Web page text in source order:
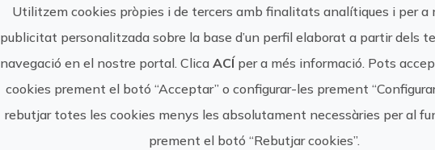
BENIDORM DMC
https://
Utilitzem cookies pròpies i de tercers amb finalitats analítiques i per a
publicitat personalitzada sobre la base d’un perfil elaborat a partir dels
navegació en el nostre portal. Clica ACÍper a més informació. Pots
cookies prement el botó “Acceptar” o configurar-les prement
rebutjar totes les cookies menys les absolutament necessàries per al
prement el botó “Rebutjar cookies”.